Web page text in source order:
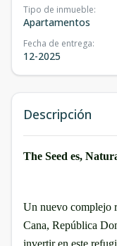
Tipo de inmueble:
Apartamentos
Fecha de entrega:
12-2025
Descripción
The Seed es,
Un nuevo complejo
Cana, República
invertir en este